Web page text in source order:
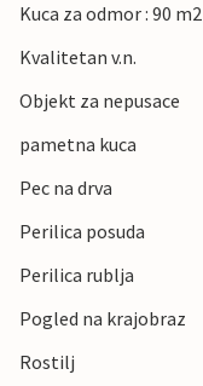
Kuca za odmor : 90 m2
Kvalitetan v.n.
Objekt za nepusace
pametna kuca
Pec na drva
Perilica posuda
Perilica rublja
Pogled na krajobraz
Rostilj